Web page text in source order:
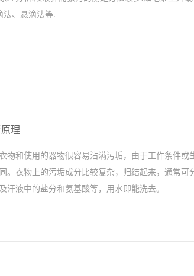
法、悬滴法等.
理
物和使用的器物很容易沾满污垢，由于工作条件
。衣物上的污垢成分比较复杂，归结起来，通常
汗液中的盐分和氨基酸等，用水即能洗去。